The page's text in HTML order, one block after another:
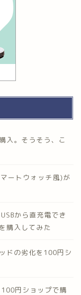
入。そうそう、こ
ートウォッチ風)が
から直充電でき
購入してみた
ドの劣化を100円シ
円ショップで購